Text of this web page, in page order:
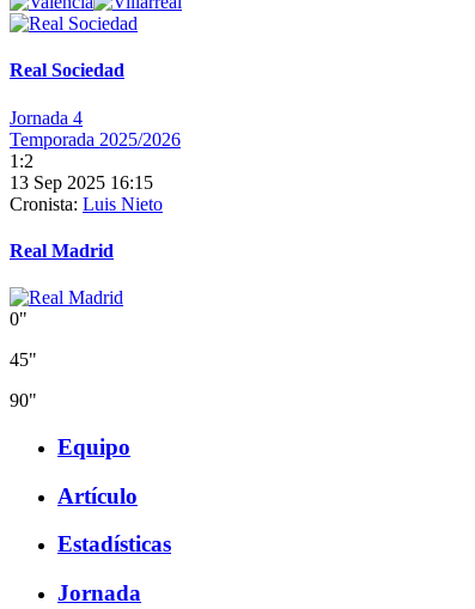
Real Sociedad
Jornada 4
Temporada 2025/2026
1:2
13 Sep 2025 16:15
Cronista: Luis Nieto
Real Madrid
0"
45"
90"
Equipo
Artículo
Estadísticas
Jornada